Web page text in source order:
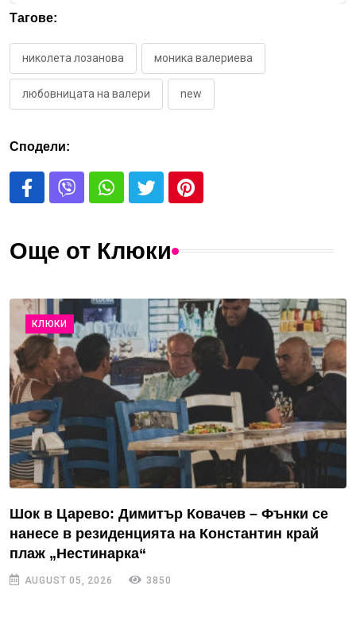
Тагове:
николета лозанова моника валериева
любовницата на валери new
Сподели:
Още от Клюки
КЛЮКИ
Шок в Царево: Димитър Ковачев – Фънки се
нанесе в резиденцията на Константин край
плаж „Нестинарка“
AUGUST 05, 2026 3850